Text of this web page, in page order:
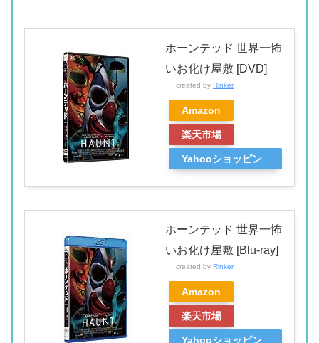
ホーンテッド 世界一怖
いお化け屋敷 [DVD]
created by Rinker
Amazon
楽天市場
Yahooショッピン
ホーンテッド 世界一怖
いお化け屋敷 [Blu-ray]
created by Rinker
Amazon
楽天市場
Yahooショッピン